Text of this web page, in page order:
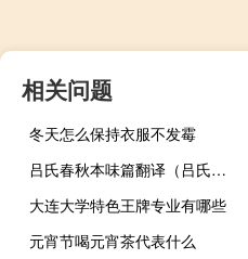
相关问题
冬天怎么保持衣服不发霉
吕氏春秋本味篇翻译（吕氏春秋本味篇读后感）
大连大学特色王牌专业有哪些
元宵节喝元宵茶代表什么